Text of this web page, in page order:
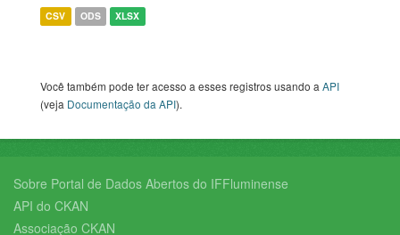
CSV ODS XLSX
Você também pode ter acesso a esses registros usando aAPI
(veja Documentação da API).
Sobre Portal de Dados Abertos do IFFluminense
API do CKAN
Associação CKAN